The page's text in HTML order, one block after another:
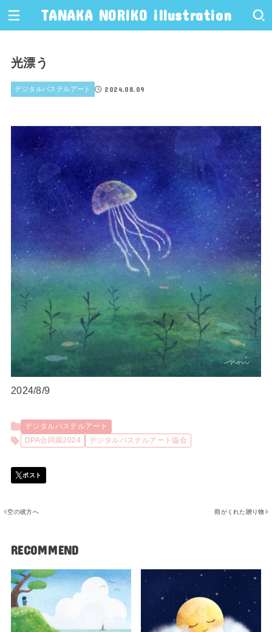
TANAKA NORIKO illustration
光漂う
デジタルパステルアート 2024.08.09
2024/8/9
デジタルパステルアート
DPA合同展2024
デジタルパステルアート協会
雨がくれた贈り物
空の彼方へ
RECOMMEND